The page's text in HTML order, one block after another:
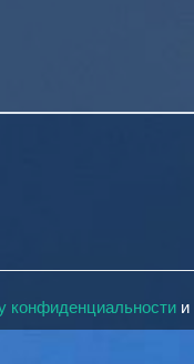
конфиденциальности и